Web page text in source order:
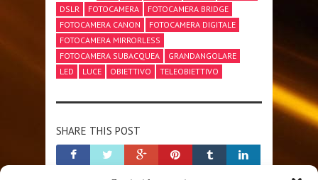
DSLR
FOTOCAMERA
FOTOCAMERA BRIDGE
FOTOCAMERA CANON
FOTOCAMERA DIGITALE
FOTOCAMERA MIRRORLESS
FOTOCAMERA SUBACQUEA
GRANDANGOLARE
LED
LUCE OBIETTIVO TELEOBIETTIVO
SHARE THIS POST